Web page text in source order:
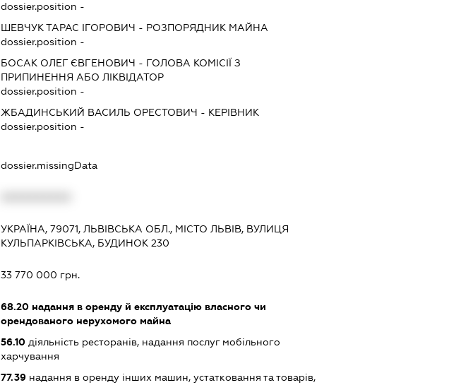
dossier.position -
ШЕВЧУК ТАРАС ІГОРОВИЧ - РОЗПОРЯДНИК МАЙНА
dossier.position -
БОСАК ОЛЕГ ЄВГЕНОВИЧ - ГОЛОВА КОМІСІЇ З
ПРИПИНЕННЯ АБО ЛІКВІДАТОР
dossier.position -
ЖБАДИНСЬКИЙ ВАСИЛЬ ОРЕСТОВИЧ - КЕРІВНИК
dossier.position -
dossier.missingData
УКРАЇНА, 79071, ЛЬВІВСЬКА ОБЛ., МІСТО ЛЬВІВ, ВУЛИЦЯ
КУЛЬПАРКІВСЬКА, БУДИНОК 230
33 770 000 грн.
68.20надання в оренду й експлуатацію власного чи
орендованого нерухомого майна
56.10діяльність ресторанів, надання послуг мобільного
харчування
77.39надання в оренду інших машин, устатковання та товарів,